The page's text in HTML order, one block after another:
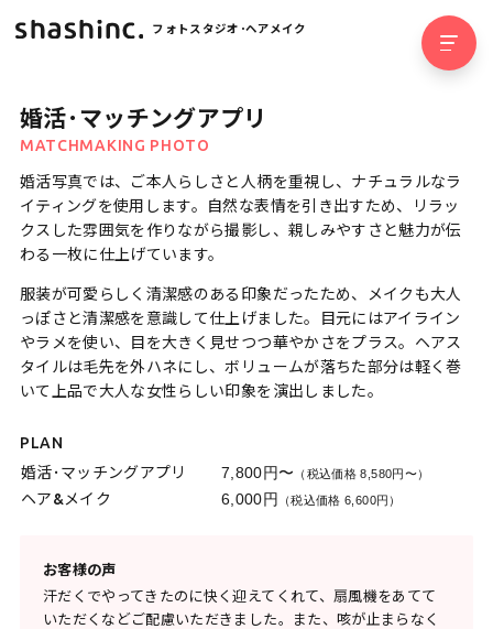
フォトスタジオ･ヘアメイク
婚活･マッチングアプリ
MATCHMAKING PHOTO
婚活写真では、ご本人らしさと人柄を重視し、ナチュラルなラ
イティングを使用します。自然な表情を引き出すため、リラッ
クスした雰囲気を作りながら撮影し、親しみやすさと魅力が伝
わる一枚に仕上げています。
服装が可愛らしく清潔感のある印象だったため、メイクも大人
っぽさと清潔感を意識して仕上げました。目元にはアイライン
やラメを使い、目を大きく見せつつ華やかさをプラス。ヘアス
タイルは毛先を外ハネにし、ボリュームが落ちた部分は軽く巻
いて上品で大人な女性らしい印象を演出しました。
PLAN
婚活･マッチングアプリ
7,800円〜 （税込価格 8,580円〜）
ヘア&メイク 6,000円 （税込価格 6,600円）
お客様の声
汗だくでやってきたのに快く迎えてくれて、扇風機をあてて
いただくなどご配慮いただきました。また、咳が止まらなく